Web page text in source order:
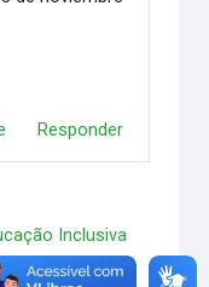
Responder
Inclusiva